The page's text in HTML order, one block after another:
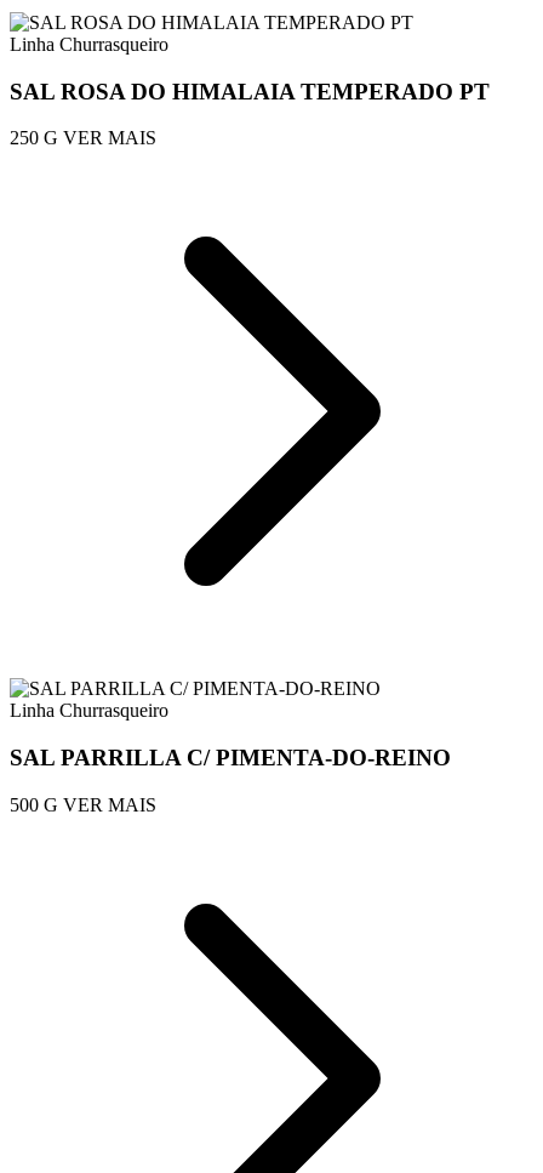
Linha Churrasqueiro
SAL ROSA DO HIMALAIA TEMPERADO PT
250 G VER MAIS
Linha Churrasqueiro
SAL PARRILLA C/ PIMENTA-DO-REINO
500 G VER MAIS